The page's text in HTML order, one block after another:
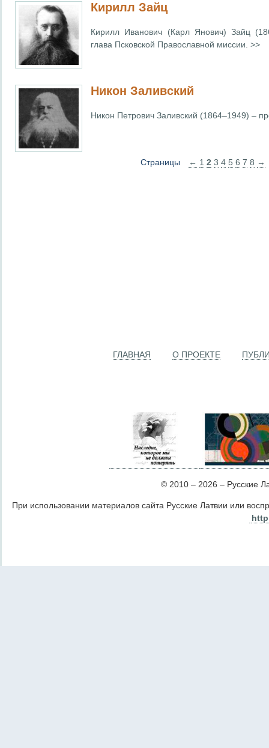
Кирилл Зайц
Кирилл Иванович (Карл Янович) Зайц
глава Псковской Православной миссии. >>
Никон Заливский
Никон Петрович Заливский (1864–1949) –
Страницы ← 1 2 3 4 5 6 7 8 →
ГЛАВНАЯ О ПРОЕКТЕ
© 2010 – 2026 – Русские
При использовании материалов сайта Русские Латвии или